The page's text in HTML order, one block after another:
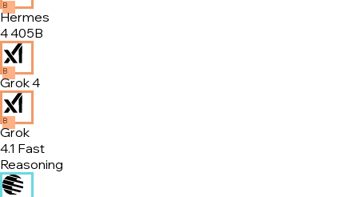
B
Hermes
4 405B
B
Grok 4
B
Grok
4.1 Fast
Reasoning